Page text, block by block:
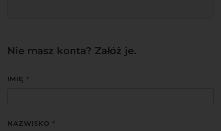
Nie masz konta? Załóż je.
IMIĘ *
NAZWISKO *